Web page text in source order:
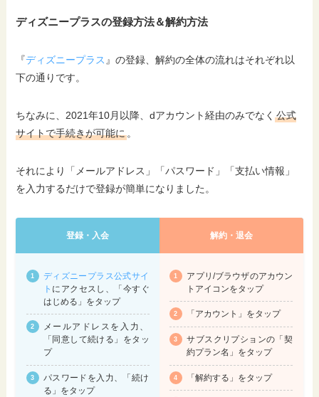
ディズニープラスの登録方法＆解約方法
『ディズニープラス 』の登録、解約の全体の流れはそれぞれ以
下の通りです。
ちなみに、2021年10月以降、dアカウント経由のみでなく公式
サイトで手続きが可能に 。
それにより「メールアドレス」「パスワード」「支払い情報」
を入力するだけで登録が簡単になりました。
登録・入会 解約・退会
ディズニープラス公式サイ
ト にアクセスし、「今すぐ
はじめる」をタップ
メールアドレスを入力、
「同意して続ける」をタッ
プ
パスワードを入力、「続け
る」をタップ
アプリ/ブラウザのアカウン
トアイコンをタップ
「アカウント」をタップ
サブスクリプションの「契
約プラン名」をタップ
「解約する」をタップ